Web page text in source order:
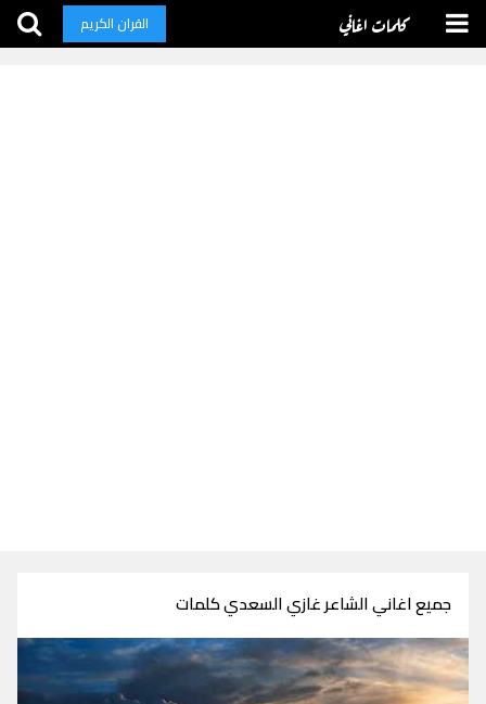
كلمات اغاني القران الكريم
جميع اغاني الشاعر غازي السعدي كلمات